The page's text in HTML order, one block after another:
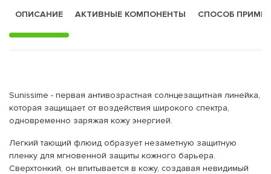
ОПИСАНИЕ
АКТИВНЫЕ КОМПОНЕНТЫ СПОСОБ
Sunissime - первая антивозрастная солнцезащитная линейка,
которая защищает от воздействия широкого спектра,
одновременно заряжая кожу энергией.
Легкий тающий флюид образует незаметную защитную
пленку для мгновенной защиты кожного барьера.
Сверхтонкий, он впитывается в кожу, создавая невидимый